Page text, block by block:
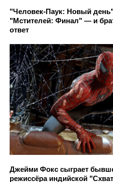
"Человек-Паук: Новый
"Мстителей: Финал" — и
ответ
Джейми Фокс сыграет
режиссёра индийской